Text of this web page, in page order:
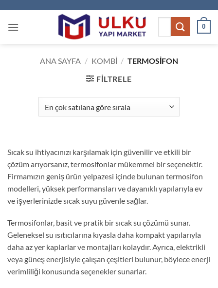
0
ANA SAYFA / KOMBI / TERMOSIFON
FILTRELE
Sıcak su ihtiyacınızı karşılamak için güvenilir ve etkili bir
çözüm arıyorsanız, termosifonlar mükemmel bir seçenektir.
Firmamızın geniş ürün yelpazesi içinde bulunan termosifon
modelleri, yüksek performansları ve dayanıklı yapılarıyla ev
ve işyerlerinizde sıcak suyu güvenle sağlar.
Termosifonlar, basit ve pratik bir sıcak su çözümü sunar.
Geleneksel su ısıtıcılarına kıyasla daha kompakt yapılarıyla
daha az yer kaplarlar ve montajları kolaydır. Ayrıca, elektrikli
veya güneş enerjisiyle çalışan çeşitleri bulunur, böylece enerji
verimliliği konusunda seçenekler sunarlar.